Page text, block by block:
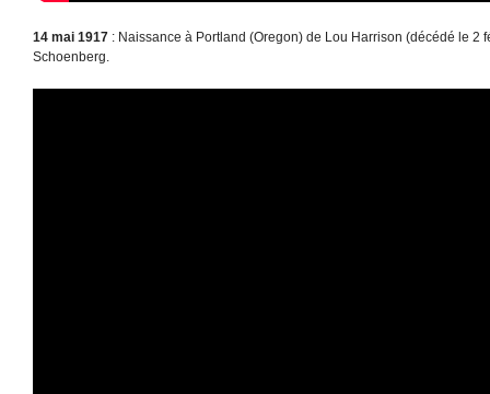
14 mai 1917 : Naissance à Portland (Oregon) de Lou Harrison (décédé le 2
Schoenberg.